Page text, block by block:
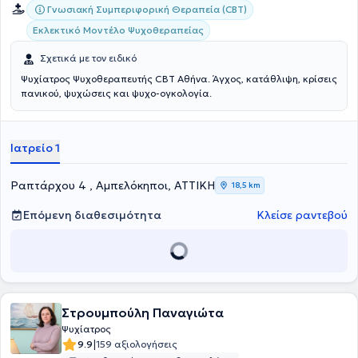
Γνωσιακή Συμπεριφορική Θεραπεία (CBT)
Εκλεκτικό Μοντέλο Ψυχοθεραπείας
Σχετικά με τον ειδικό
Ψυχίατρος Ψυχοθεραπευτής CBT Αθήνα. Άγχος, κατάθλιψη, κρίσεις
πανικού, ψυχώσεις και ψυχο-ογκολογία.
Ιατρείο 1
Ραπτάρχου 4 , Αμπελόκηποι, ΑΤΤΙΚΗ 18,5 km
Επόμενη διαθεσιμότητα Κλείσε ραντεβού
Στρουμπούλη Παναγιώτα
Ψυχίατρος
9.9|159 αξιολογήσεις